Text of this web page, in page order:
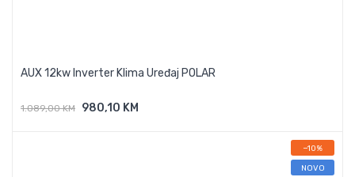
AUX 12kw Inverter Klima Uređaj POLAR
1.089,00 KM 980,10 KM
Dodaj U Košaricu
−10%
NOVO